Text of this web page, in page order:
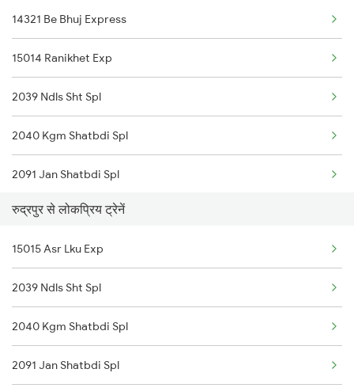
12091 Janshatabdi Exp
14321 Be Bhuj Express
15014 Ranikhet Exp
2039 Ndls Sht Spl
2040 Kgm Shatbdi Spl
2091 Jan Shatbdi Spl
2092 Doon Janstb Spl
2229 Lucknow Mail Spl
2230 Lucknow Mail Spl
3005 Hwh Asr Spl
3006 Asr Hwh Mail
रुद्रपुर से लोकप्रिय ट्रेनें
15015 Asr Lku Exp
2039 Ndls Sht Spl
2040 Kgm Shatbdi Spl
2091 Jan Shatbdi Spl